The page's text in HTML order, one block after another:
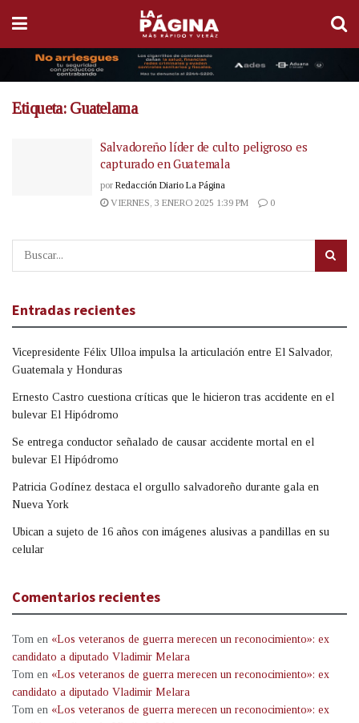
Etiqueta: Guatelama
Salvadoreño líder de culto peligroso es
capturado en Guatemala
por Redacción Diario La Página
VIERNES, 3 ENERO 2025 1:39 PM
0
Entradas recientes
Vicepresidente Félix Ulloa impulsa la articulación entre El Salvador,
Guatemala y Honduras
Ernesto Castro cuestiona críticas que le hicieron tras accidente en el
bulevar El Hipódromo
Se entrega conductor señalado de causar accidente mortal en el
bulevar El Hipódromo
Patricia Godínez destaca el orgullo salvadoreño durante gala en
Nueva York
Ubican a sujeto de 16 años con imágenes alusivas a pandillas en su
celular
Comentarios recientes
Tom en «Los veteranos de guerra merecen un reconocimiento»: ex
candidato a diputado Vladimir Melara
Tom en «Los veteranos de guerra merecen un reconocimiento»: ex
candidato a diputado Vladimir Melara
Tom en «Los veteranos de guerra merecen un reconocimiento»: ex